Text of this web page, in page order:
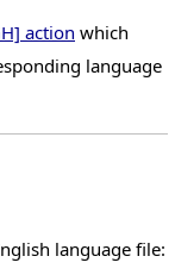
action which
language
language file: